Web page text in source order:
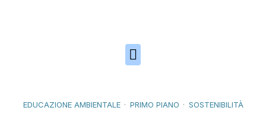
EDUCAZIONE AMBIENTALE PRIMO PIANO SOSTENIBILITÀ